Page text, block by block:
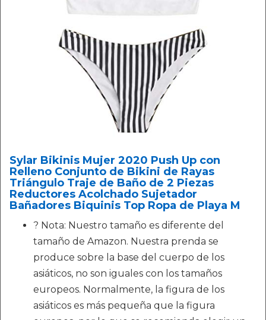
Sylar Bikinis Mujer 2020 Push Up con
Relleno Conjunto de Bikini de Rayas
Triángulo Traje de Baño de 2 Piezas
Reductores Acolchado Sujetador
Bañadores Biquinis Top Ropa de Playa M
? Nota: Nuestro tamaño es diferente del
tamaño de Amazon. Nuestra prenda se
produce sobre la base del cuerpo de los
asiáticos, no son iguales con los tamaños
europeos. Normalmente, la figura de los
asiáticos es más pequeña que la figura